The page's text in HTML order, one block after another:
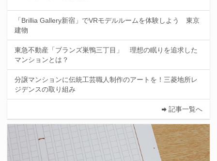
「Brillia Gallery新宿」でVRモデルルームを体験しよう 東京
建物
東急不動産「ブランズ巣鴨三丁目」 理想の眠りを追求した
マンションとは？
分譲マンションに伝統工芸職人制作のアートを！三菱地所レ
ジデンスの取り組み
記事一覧へ